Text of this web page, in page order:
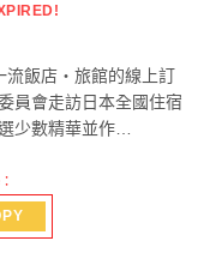
流飯店・旅館的線上訂
員會走訪日本全國住宿
少數精華並作…